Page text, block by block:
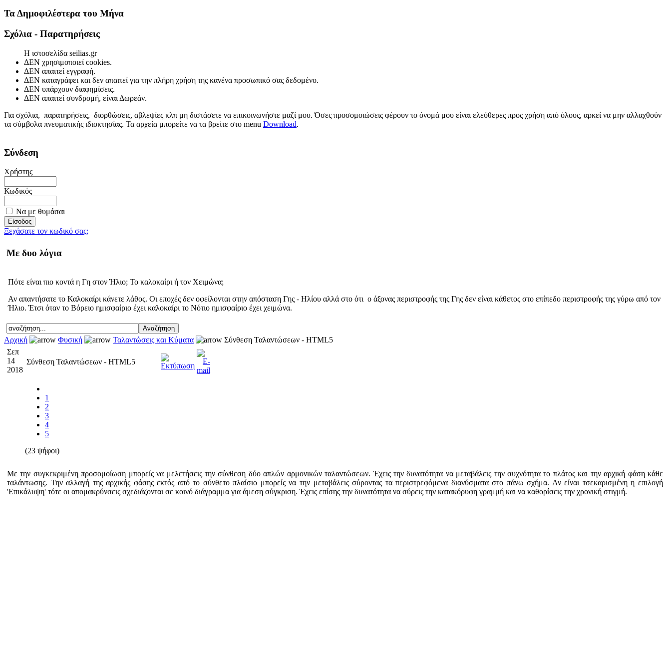
Τα Δημοφιλέστερα του Μήνα
Σχόλια - Παρατηρήσεις
Η ιστοσελίδα seilias.gr
ΔΕΝ χρησιμοποιεί cookies.
ΔΕΝ απαιτεί εγγραφή.
ΔΕΝ καταγράφει και δεν απαιτεί για την πλήρη χρήση της κανένα προσωπικό σας δεδομένο.
ΔΕΝ υπάρχουν διαφημίσεις.
ΔΕΝ απαιτεί συνδρομή, είναι Δωρεάν.
Για σχόλια, παρατηρήσεις, διορθώσεις, αβλεψίες κλπ μη διστάσετε να επικοινωνήστε μαζί μου. Όσες προσομοιώσεις φέρουν το όνομά μου είναι ελεύθερες προς χρήση από όλους, αρκεί να μην αλλαχθούν
τα σύμβολα πνευματικής ιδιοκτησίας. Τα αρχεία μπορείτε να τα βρείτε στο menu Download.
Σύνδεση
Χρήστης
Κωδικός
Να με θυμάσαι
Ξεχάσατε τον κωδικό σας;
Με δυο λόγια
Πότε είναι πιο κοντά η Γη στον Ήλιο; Το καλοκαίρι ή τον Χειμώνα;
Αν απαντήσατε το Καλοκαίρι κάνετε λάθος. Οι εποχές δεν οφείλονται στην απόσταση Γης - Ηλίου αλλά στο ότι ο άξονας περιστροφής της Γης δεν είναι κάθετος στο επίπεδο περιστροφής της γύρω από τον
Ήλιο. Έτσι όταν το Βόρειο ημισφαίριο έχει καλοκαίρι το Νότιο ημισφαίριο έχει χειμώνα.
Αρχική Φυσική Ταλαντώσεις και Κύματα
Σύνθεση Ταλαντώσεων - HTML5
Σεπ
14
2018
Σύνθεση Ταλαντώσεων - HTML5
1
2
3
4
5
(23 ψήφοι)
Με την συγκεκριμένη προσομοίωση μπορείς να μελετήσεις την σύνθεση δύο απλών αρμονικών ταλαντώσεων. Έχεις την δυνατότητα να μεταβάλεις την συχνότητα το πλάτος και την αρχική φάση κάθε
ταλάντωσης. Την αλλαγή της αρχικής φάσης εκτός από το σύνθετο πλαίσιο μπορείς να την μεταβάλεις σύροντας τα περιστρεφόμενα διανύσματα στο πάνω σχήμα. Αν είναι τσεκαρισμένη η επιλογή
'Επικάλυψη' τότε οι απομακρύνσεις σχεδιάζονται σε κοινό διάγραμμα για άμεση σύγκριση. Έχεις επίσης την δυνατότητα να σύρεις την κατακόρυφη γραμμή και να καθορίσεις την χρονική στιγμή.